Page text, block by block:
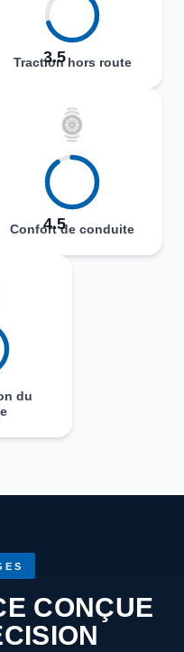
3.5
Traction hors route
4.5
Confort de conduite
du
CONÇUE